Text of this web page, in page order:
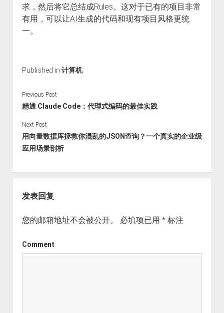
求，然后将它总结成Rules。这对于已有的项目非常
有用，可以让AI生成的代码和现有项目风格更统
一。
Published in 计算机
Previous Post
精通 Claude Code：代理式编码的最佳实践
Next Post
用向量数据库拯救你混乱的JSON查询？一个真实的企业级
应用场景剖析
发表回复
您的邮箱地址不会被公开。 必填项已用 *标注
Comment